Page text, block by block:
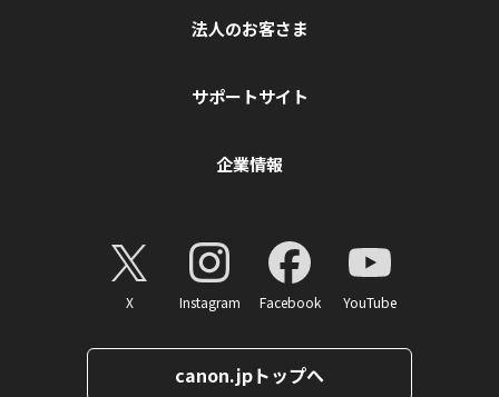
法人のお客さま
サポートサイト
企業情報
X Instagram Facebook YouTube
canon.jpトップへ